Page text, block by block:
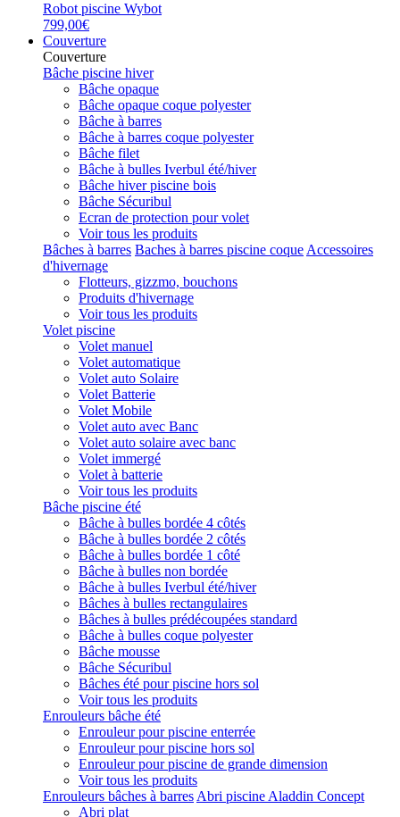
Robot piscine Wybot
799,00€
Couverture
Couverture
Bâche piscine hiver
Bâche opaque
Bâche opaque coque polyester
Bâche à barres
Bâche à barres coque polyester
Bâche filet
Bâche à bulles Iverbul été/hiver
Bâche hiver piscine bois
Bâche Sécuribul
Ecran de protection pour volet
Voir tous les produits
Bâches à barres Baches à barres piscine coque Accessoires
d'hivernage
Flotteurs, gizzmo, bouchons
Produits d'hivernage
Voir tous les produits
Volet piscine
Volet manuel
Volet automatique
Volet auto Solaire
Volet Batterie
Volet Mobile
Volet auto avec Banc
Volet auto solaire avec banc
Volet immergé
Volet à batterie
Voir tous les produits
Bâche piscine été
Bâche à bulles bordée 4 côtés
Bâche à bulles bordée 2 côtés
Bâche à bulles bordée 1 côté
Bâche à bulles non bordée
Bâche à bulles Iverbul été/hiver
Bâches à bulles rectangulaires
Bâches à bulles prédécoupées standard
Bâche à bulles coque polyester
Bâche mousse
Bâche Sécuribul
Bâches été pour piscine hors sol
Voir tous les produits
Enrouleurs bâche été
Enrouleur pour piscine enterrée
Enrouleur pour piscine hors sol
Enrouleur pour piscine de grande dimension
Voir tous les produits
Enrouleurs bâches à barres Abri piscine Aladdin Concept
Abri plat